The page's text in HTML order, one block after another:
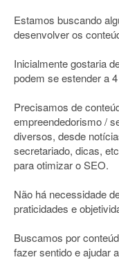
Estamos buscando
desenvolver os
Inicialmente gostaria
podem se estender a
Precisamos de
empreendedorismo /
diversos, desde
secretariado, dicas,
para otimizar o SEO.
Não há necessidade
praticidades e
Buscamos por
fazer sentido e ajudar